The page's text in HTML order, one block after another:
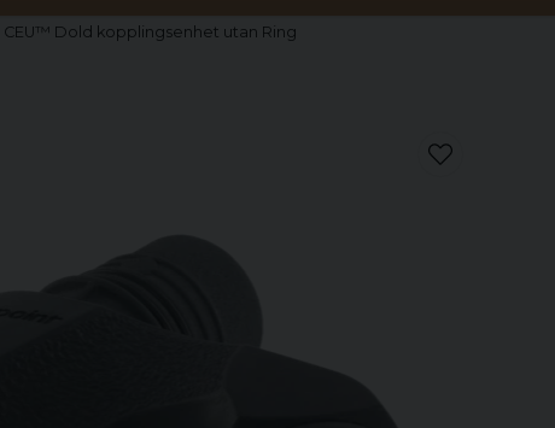
CEU™ Dold kopplingsenhet utan Ring